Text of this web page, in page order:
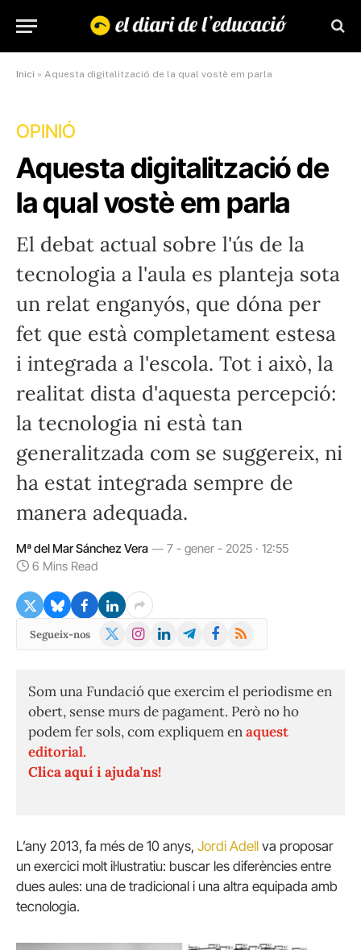
Inici » Aquesta digitalització de la qual vostè em parla
OPINIÓ
Aquesta digitalització de
la qual vostè em parla
El debat actual sobre l'ús de la
tecnologia a l'aula es planteja sota
un relat enganyós, que dóna per
fet que està completament estesa
i integrada a l'escola. Tot i això, la
realitat dista d'aquesta percepció:
la tecnologia ni està tan
generalitzada com se suggereix, ni
ha estat integrada sempre de
manera adequada.
Mª del Mar Sánchez Vera
7 - gener - 2025 · 12:55
6 Mins Read
Segueix-nos
X
Instagram
LinkedInTelegramFacebook
RSS
Som una Fundació que exercim el periodisme en
obert, sense murs de pagament. Però no ho
podem fer sols, com expliquem enaquest
editorial.
Clica aquí i ajuda'ns!
L’any 2013, fa més de 10 anys, Jordi Adell va proposar
un exercici molt il·lustratiu: buscar les diferències entre
dues aules: una de tradicional i una altra equipada amb
tecnologia.